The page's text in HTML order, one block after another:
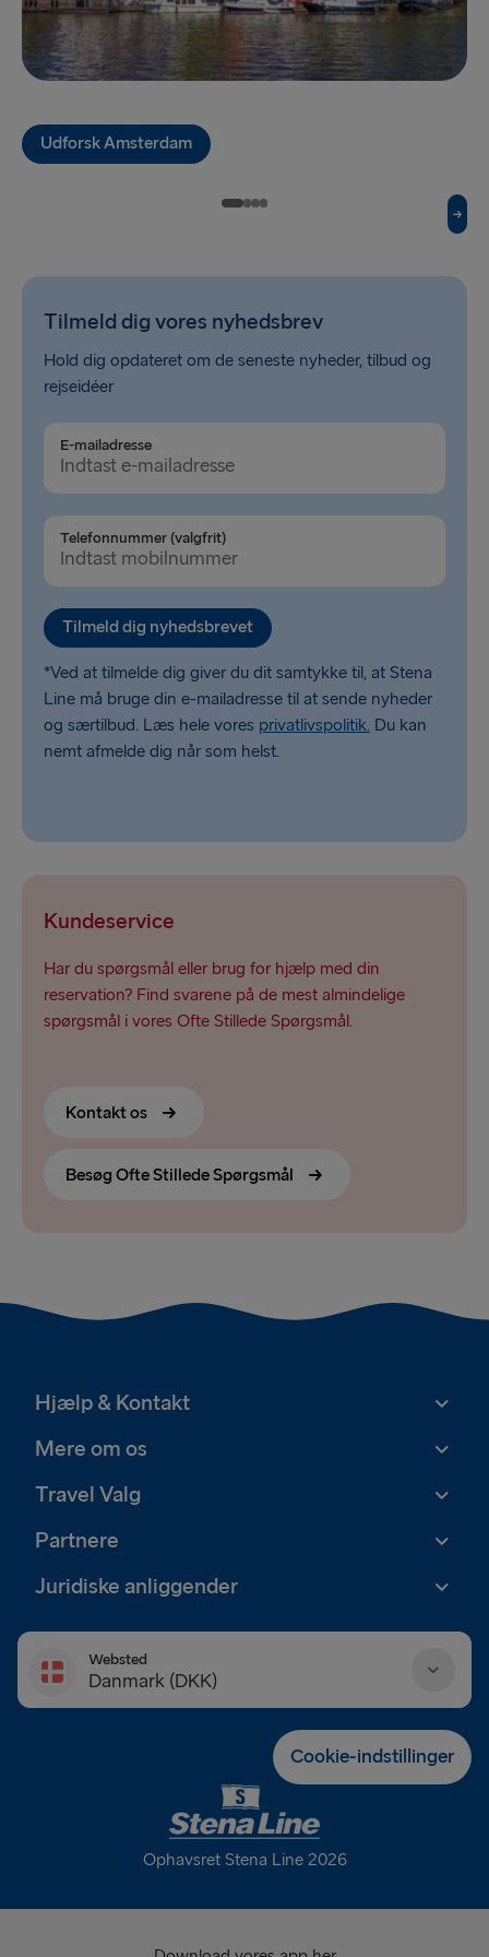
Ventspils → Nynäshamn
Travemünde → Liepāja
TIL RESTEN AF ​​EUROPA
Hook of Holland → Harwich
Cairnryan → Belfast
Belfast → Cairnryan
Liverpool → Belfast
Belfast → Liverpool
Rosslare → Fishguard
Fishguard → Rosslare
Udforsk Amsterdam
Tilmeld dig vores nyhedsbrev
Hold dig opdateret om de seneste nyheder, tilbud og
rejseidéer
E-mailadresse
Telefonnummer (valgfrit)
Tilmeld dig nyhedsbrevet
*Ved at tilmelde dig giver du dit samtykke til, at Stena
Line må bruge din e-mailadresse til at sende nyheder
og særtilbud. Læs hele vores privatlivspolitik. Du kan
nemt afmelde dig når som helst.
Kundeservice
Har du spørgsmål eller brug for hjælp med din
reservation? Find svarene på de mest almindelige
spørgsmål i vores Ofte Stillede Spørgsmål.
Kontakt os
Besøg Ofte Stillede Spørgsmål
Hjælp & Kontakt
Mere om os
Travel Valg
Partnere
Juridiske anliggender
Websted
Danmark (DKK)
Cookie-indstillinger
Ophavsret Stena Line 2026